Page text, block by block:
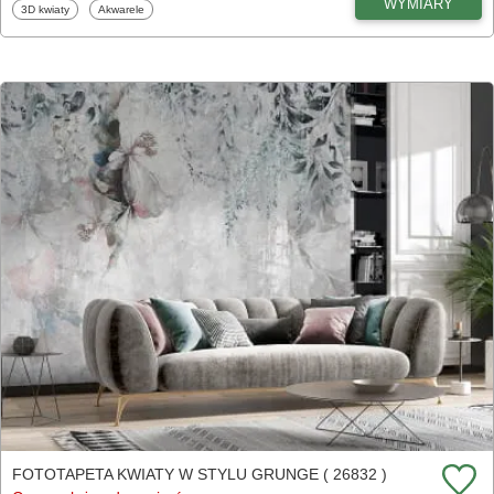
Fototapety
3D kwiaty Fototapety
Akwarele WYMIARY
FOTOTAPETA KWIATY W STYLU GRUNGE ( 26832 )